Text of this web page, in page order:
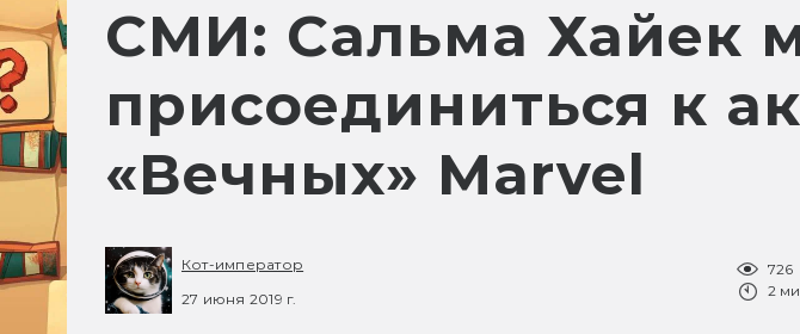
СМИ: Сальма Хайек
присоединиться к
«Вечных» Marvel
Кот-император
27 июня 2019 г.
726
2